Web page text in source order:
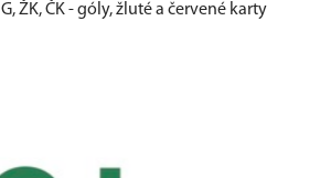
G, ŽK, ČK - góly, žluté a červené karty